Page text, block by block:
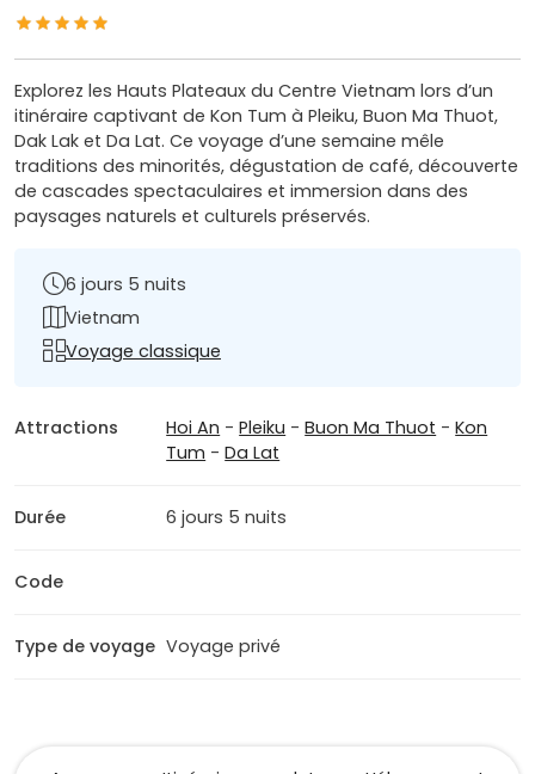
Explorez les Hauts Plateaux du Centre Vietnam lors d’un
itinéraire captivant de Kon Tum à Pleiku, Buon Ma Thuot,
Dak Lak et Da Lat. Ce voyage d’une semaine mêle
traditions des minorités, dégustation de café, découverte
de cascades spectaculaires et immersion dans des
paysages naturels et culturels préservés.
6 jours 5 nuits
Vietnam
Voyage classique
Attractions Hoi An -Pleiku -Buon Ma Thuot -Kon
Tum -Da Lat
Durée 6 jours 5 nuits
Code
Type de voyage Voyage privé